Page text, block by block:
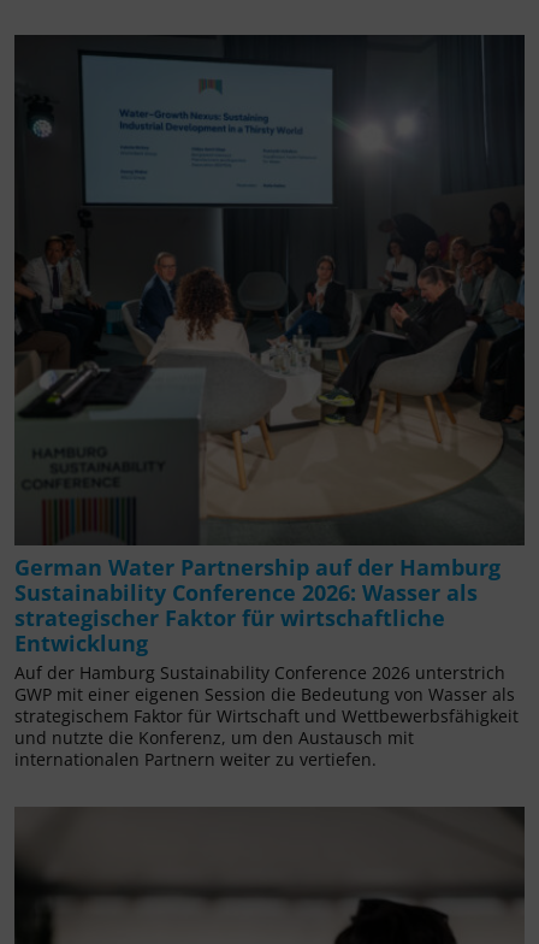
German Water Partnership auf der Hamburg
Sustainability Conference 2026: Wasser als
strategischer Faktor für wirtschaftliche
Entwicklung
Auf der Hamburg Sustainability Conference 2026 unterstrich
GWP mit einer eigenen Session die Bedeutung von Wasser als
strategischem Faktor für Wirtschaft und Wettbewerbsfähigkeit
und nutzte die Konferenz, um den Austausch mit
internationalen Partnern weiter zu vertiefen.